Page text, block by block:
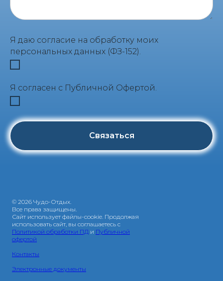
Я даю согласие на обработку моих
персональных данных (ФЗ-152).
Я согласен с Публичной Офертой.
Связаться
© 2026 Чудо-Отдых.
Все права защищены.
Сайт использует файлы-cookie. Продолжая
использовать сайт, вы соглашаетесь с
Политикой обработки ПД и Публичной
офертой
Контакты
Электронные документы